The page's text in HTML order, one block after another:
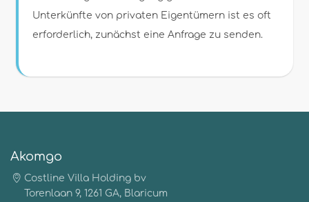
Unterkünfte von privaten Eigentümern ist es oft
erforderlich, zunächst eine Anfrage zu senden.
Akomgo
Costline Villa Holding bv
Torenlaan 9, 1261 GA, Blaricum